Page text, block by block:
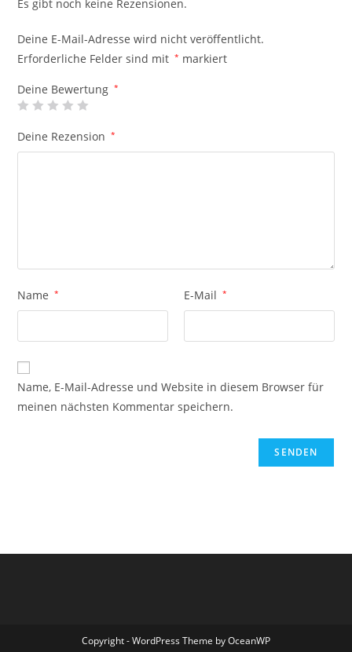
Es gibt noch keine Rezensionen.
Deine E-Mail-Adresse wird nicht veröffentlicht.
Erforderliche Felder sind mit * markiert
Deine Bewertung *
Deine Rezension *
Name * E-Mail *
Name, E-Mail-Adresse und Website in diesem Browser für
meinen nächsten Kommentar speichern.
Copyright - WordPress Theme by OceanWP